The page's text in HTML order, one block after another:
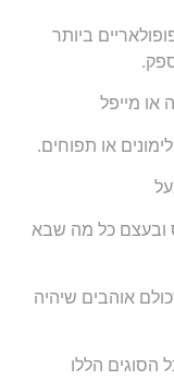
ביותר
או מייפל
או תפוחים.
ובעצם כל מה שבא
אוהבים שיהיה
הסוגים הללו